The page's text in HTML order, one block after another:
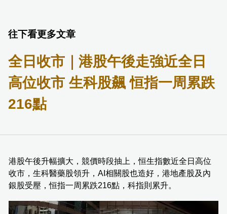
往下看更多文章
全日收市｜港股午後走強近全日
高位收市 生科股飆 恒指一周累跌
216點
港股午後升幅擴大，競價時段抽上，恒生指數近全日高位
收市，生科醫藥股領升，AI相關股也造好，港地產股及內
銀股受壓，恒指一周累跌216點，科指則累升。